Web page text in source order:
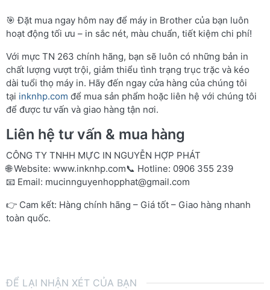
🎯 Đặt mua ngay hôm nay để máy in Brother của bạn luôn
hoạt động tối ưu – in sắc nét, màu chuẩn, tiết kiệm chi phí!
Với mực TN 263 chính hãng, bạn sẽ luôn có những bản in
chất lượng vượt trội, giảm thiểu tình trạng trục trặc và kéo
dài tuổi thọ máy in. Hãy đến ngay cửa hàng của chúng tôi
tại inknhp.com để mua sản phẩm hoặc liên hệ với chúng tôi
để được tư vấn và giao hàng tận nơi.
Liên hệ tư vấn & mua hàng
CÔNG TY TNHH MỰC IN NGUYỄN HỢP PHÁT
🌐 Website: www.inknhp.com📞 Hotline: 0906 355 239
📧 Email: mucinnguyenhopphat@gmail.com
👉 Cam kết: Hàng chính hãng – Giá tốt – Giao hàng nhanh
toàn quốc.
ĐỂ LẠI NHẬN XÉT CỦA BẠN